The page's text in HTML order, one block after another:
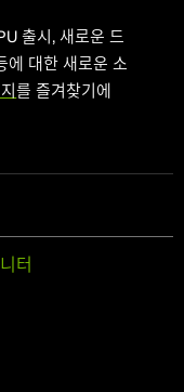
출시, 새로운 드
에 대한 새로운 소
를 즐겨찾기에
터